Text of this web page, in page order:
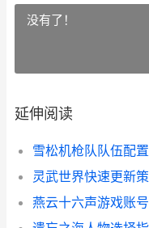
没有了！
延伸阅读
雪松机枪队队伍配
灵武世界快速更新